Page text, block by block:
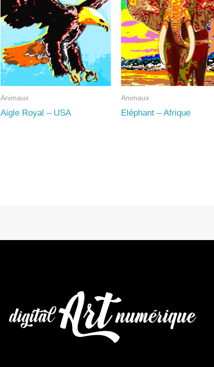
Animaux
Aigle Royal – USA
Animaux
Eléphant – Afrique